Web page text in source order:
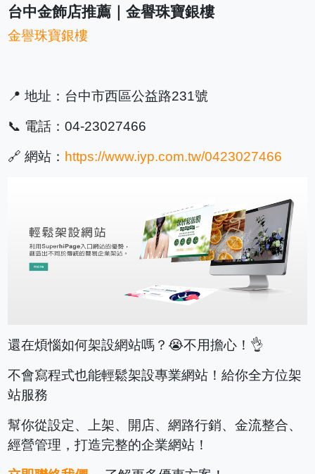
台中金飾店推薦｜金譽珠寶銀樓
金譽珠寶銀樓
📍 地址：台中市西區公益路231號
📞 電話：04-23027466
🔗 網站： https://www.iyp.com.tw/0423027466
還在煩惱如何架設網站嗎？😭不用擔心！👌
不會寫程式也能輕鬆架設專業網站！給你全方位架
站服務
幫你從設定、上架、開店、網路行銷、金流整合、
經營管理，打造完整的企業網站！